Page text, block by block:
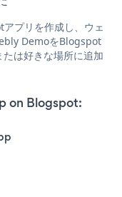
プリを作成し、ウェ
DemoをBlogspot
は好きな場所に追加
on Blogspot: